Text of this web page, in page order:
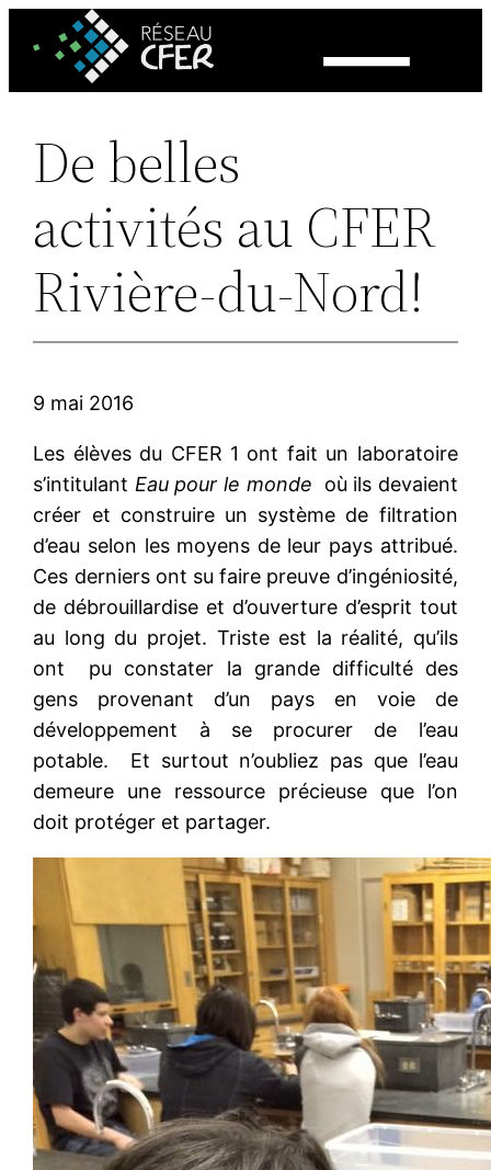
De belles
activités au CFER
Rivière-du-Nord!
9 mai 2016
Les élèves du CFER 1 ont fait un laboratoire
s’intitulant Eau pour le monde où ils devaient
créer et construire un système de filtration
d’eau selon les moyens de leur pays attribué.
Ces derniers ont su faire preuve d’ingéniosité,
de débrouillardise et d’ouverture d’esprit tout
au long du projet. Triste est la réalité, qu’ils
ont pu constater la grande difficulté des
gens provenant d’un pays en voie de
développement à se procurer de l’eau
potable. Et surtout n’oubliez pas que l’eau
demeure une ressource précieuse que l’on
doit protéger et partager.